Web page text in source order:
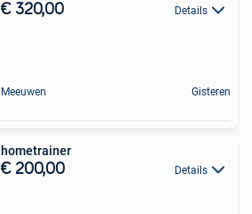
€ 320,00 Details
Meeuwen Gisteren
hometrainer
€ 200,00 Details